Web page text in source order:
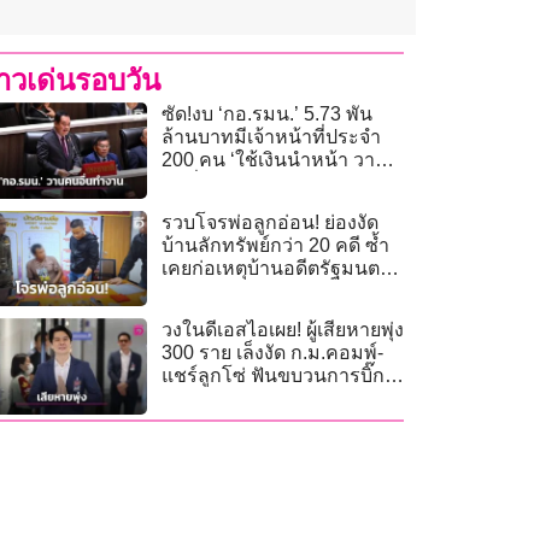
วเด่นรอบวัน
ซัด!งบ ‘กอ.รมน.’ 5.73 พัน
ล้านบาทมีเจ้าหน้าที่ประจำ
200 คน ‘ใช้เงินนำหน้า วาน
รวบโจรพ่อลูกอ่อน! ย่องงัด
บ้านลักทรัพย์กว่า 20 คดี ซ้ำ
เคยก่อเหตุบ้านอดีตรัฐมนตรี
วงในดีเอสไอเผย! ผู้เสียหายพุ่ง
300 ราย เล็งงัด ก.ม.คอมพ์-
แชร์ลูกโซ่ ฟันขบวนการบิ๊ก